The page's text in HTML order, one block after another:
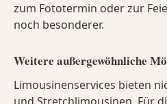
zum Fototermin oder zur
noch besonderer.
Weitere außergewöhnliche
Limousinenservices bieten